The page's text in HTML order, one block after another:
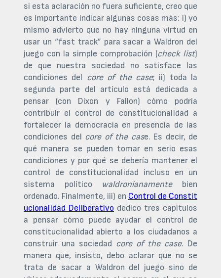
si esta aclaración no fuera suficiente, creo que
es importante indicar algunas cosas más: i) yo
mismo advierto que no hay ninguna virtud en
usar un “fast track” para sacar a Waldron del
juego con la simple comprobación (check list)
de que nuestra sociedad no satisface las
condiciones del core of the case; ii) toda la
segunda parte del artículo está dedicada a
pensar (con Dixon y Fallon) cómo podría
contribuir el control de constitucionalidad a
fortalecer la democracia en presencia de las
condiciones del core of the case. Es decir, de
qué manera se pueden tomar en serio esas
condiciones y por qué se debería mantener el
control de constitucionalidad incluso en un
sistema político waldronianamentebien
ordenado. Finalmente, iii) en Control de Constit
ucionalidad Deliberativo dedico tres capítulos
a pensar cómo puede ayudar el control de
constitucionalidad abierto a los ciudadanos a
construir una sociedad core of the case. De
manera que, insisto, debo aclarar que no se
trata de sacar a Waldron del juego sino de